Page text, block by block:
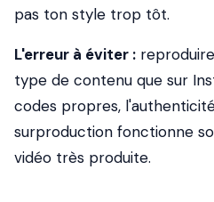
pas ton style trop tôt.
L'erreur à éviter :
type de contenu que sur
codes propres,
surproduction fonctionne
vidéo très produite.